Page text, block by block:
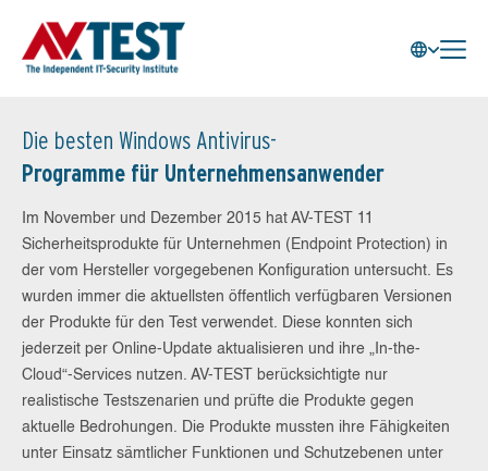
Die besten Windows Antivirus-
Programme für Unternehmensanwender
Im November und Dezember 2015 hat AV-TEST 11
Sicherheitsprodukte für Unternehmen (Endpoint Protection) in
der vom Hersteller vorgegebenen Konfiguration untersucht. Es
wurden immer die aktuellsten öffentlich verfügbaren Versionen
der Produkte für den Test verwendet. Diese konnten sich
jederzeit per Online-Update aktualisieren und ihre „In-the-
Cloud“-Services nutzen. AV-TEST berücksichtigte nur
realistische Testszenarien und prüfte die Produkte gegen
aktuelle Bedrohungen. Die Produkte mussten ihre Fähigkeiten
unter Einsatz sämtlicher Funktionen und Schutzebenen unter